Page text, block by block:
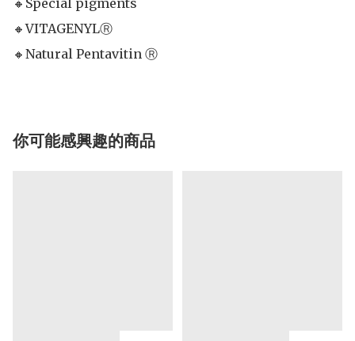
🔸Special pigments
🔸VITAGENYLⓇ
你可能感興趣的商品